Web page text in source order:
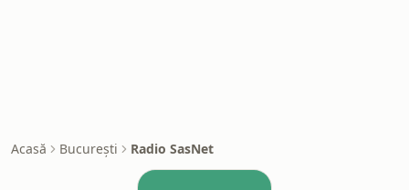
Acasă București Radio SasNet